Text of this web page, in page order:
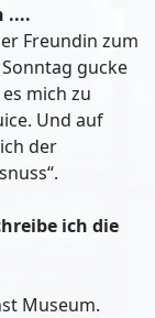
....
Freundin zum
gucke
mich zu
Und auf
der
ich die
Museum.